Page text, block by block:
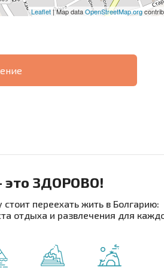
Leaflet| Map dataOpenStreetMap.org
| Нажимая кнопку, вы разрешаете
это ЗДОРОВО!
переехать жить в Болгарию:
отдыха и развлечения для